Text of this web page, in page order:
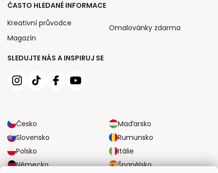
SLEDUJTE NÁS A INSPIRUJ SE
Česko
Maďarsko
Slovensko
Rumunsko
Polsko
Itálie
Německo
Španělsko
ČASTO HLEDANÉ INFORMACE
Kreativní průvodce
Magazín
Omalovánky zdarma